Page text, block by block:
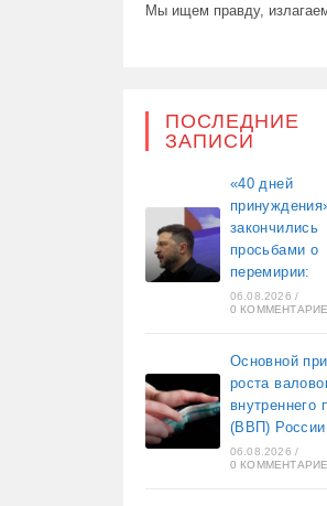
Мы ищем правду,
ПОСЛЕДНИЕ
ЗАПИСИ
«40 дней
закончились
просьбами о
перемирии:
06.08.2026 /
0
Основной
роста
внутреннего
(ВВП) России
06.08.2026 /
0